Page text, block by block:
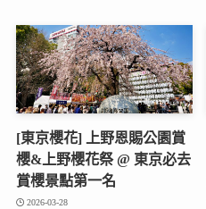
[東京櫻花] 上野恩賜公園賞
櫻&上野櫻花祭 @ 東京必去
賞櫻景點第一名
2026-03-28